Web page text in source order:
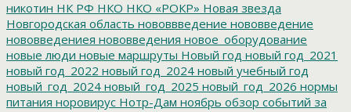
никотин НК РФ НКО НКО «РОКР» Новая звезда
Новгородская область нововвведение нововведение
нововведениея нововведения новое_оборудование
новые люди новые маршруты Новый год новый год_2021
новый год_2022 новый год_2024 новый учебный год
новый_год_2024 новый_год_2025 новый_год_2026 нормы
питания норовирус Нотр-Дам ноябрь обзор событий за